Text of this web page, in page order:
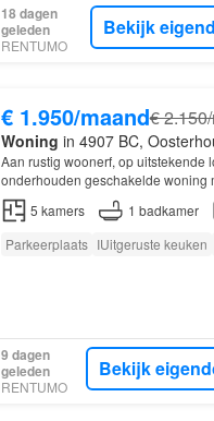
18 dagen
geleden
RENTUMO
Bekijk
€ 1.950/maand€
Woning in 4907 BC,
Aan rustig woonerf, op uitstekende
onderhouden geschakelde woning
achtertuin met veel privacy en
5 kamers 1 badkamer
Parkeerplaats IUitgeruste keuken
9 dagen
geleden
RENTUMO
Bekijk